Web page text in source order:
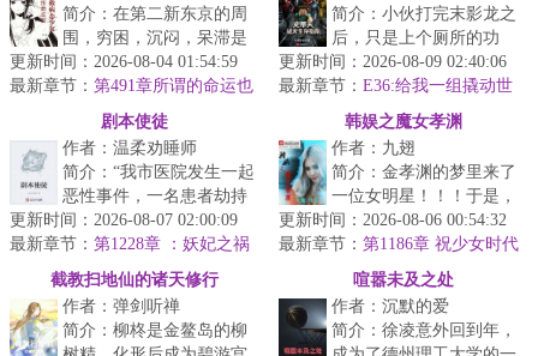
简介：在第二新东京的周
围，穷困，沉闷，呆滞是
司空见惯的日常。这里的
一切看上去都好像是在日
渐沉沦，这...
更新时间：2026-08-04 01:54:59
最新章节： 第491章所谓的命运也
只能掌握在自己手中
简介：小伙打完末影龙之
后，只是上个厕所的功
夫，回来就发现游戏里控
制的角色不见了。《我的
世界》的主角...
更新时间：2026-08-09 02:40:06
最新章节： E36:给我一组撬动世
界的TNT
剧本使徒
作者：温柔劝睡师
简介：“我市医院发生一起
恶性事件，一名患者劫持
医护人员，正在与警方对
峙......”杨逍关闭电视机，
下一...
更新时间：2026-08-07 02:00:09
最新章节： 第1228章 ：妖妃之祸
韩娱之魔女孝渊
作者：九翅
简介：金孝渊的梦里来了
一位女明星！！！于是，
孝渊拿起了吉他，拿起了
笔，学会了更多的事物。
和她的小伙...
更新时间：2026-08-06 00:54:32
最新章节： 第1186章 祝少女时代
十九周年快乐！！！
截教扫地仙的诸天修行
作者：弹剑听禅
简介：柳柊是金鳌岛的柳
喧嚣未及之处
作者：沉默的爱
简介：徐凌意外回到年，